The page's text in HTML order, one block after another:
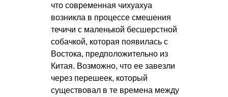
что современная чихуахуа
возникла в процессе смешения
течичи с маленькой бесшерстной
собачкой, которая появилась с
Востока, предположительно из
Китая. Возможно, что ее завезли
через перешеек, который
существовал в те времена между